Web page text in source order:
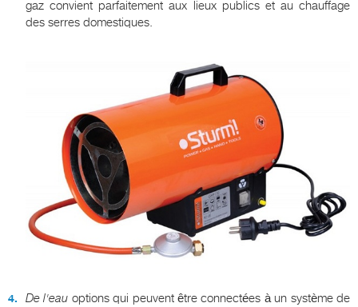
gaz convient parfaitement aux lieux publics et au chauffage
des serres domestiques.
De l'eau options qui peuvent être connectées à un système de